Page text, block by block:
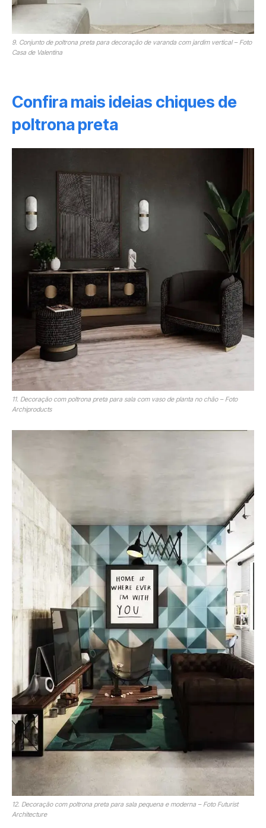
9. Conjunto de poltrona preta para decoração de varanda com jardim vertical – Foto
Casa de Valentina
Confira mais ideias chiques de
poltrona preta
11. Decoração com poltrona preta para sala com vaso de planta no chão – Foto
Archiproducts
12. Decoração com poltrona preta para sala pequena e moderna – Foto Futurist
Architecture